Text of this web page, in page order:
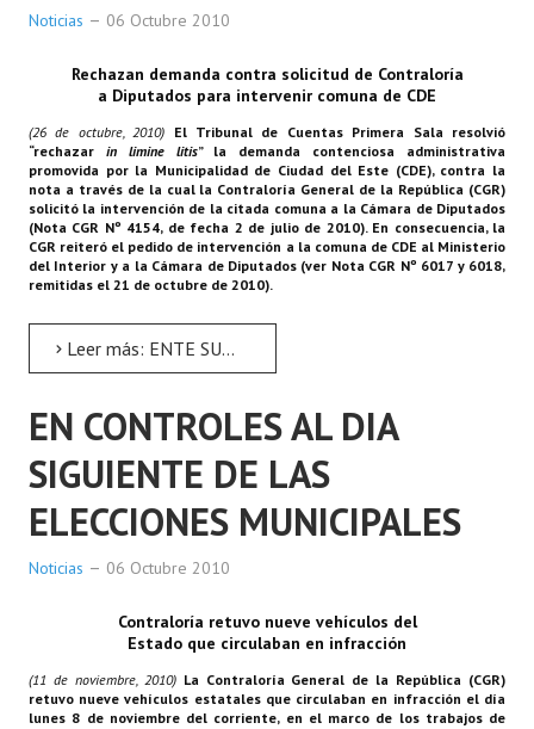
Marco Normativo
Organigrama
Sistema de Gestión de Calidad
Memorias
Convenios
Participación Ciudadana
ACTIVIDADES DE CONTROL
Informe y Dictamen sobre el Informe Financiero del Ministerio de
Informes de Auditoría
Rendición de Cuentas de Viáticos
Reporte de Hechos Punibles
Control de Vehículos del Estado
Noticias 06 Octubre 2010
Rechazan demanda contra solicitud de Contraloría
a Diputados para intervenir comuna de CDE
(26 de octubre, 2010) El Tribunal de Cuentas Primera Sala resolvió
“rechazar in limine litis” la demanda contenciosa administrativa
promovida por la Municipalidad de Ciudad del Este (CDE), contra la
nota a través de la cual la Contraloría General de la República (CGR)
solicitó la intervención de la citada comuna a la Cámara de Diputados
(Nota CGR Nº 4154, de fecha 2 de julio de 2010). En consecuencia, la
CGR reiteró el pedido de intervención a la comuna de CDE al Ministerio
del Interior y a la Cámara de Diputados (ver Nota CGR Nº 6017 y 6018,
remitidas el 21 de octubre de 2010).
Leer más: ENTE SUPERIOR DE CONTROL REITERÓ PEDIDO DE INTERVENCIÓN
EN CONTROLES AL DIA
SIGUIENTE DE LAS
ELECCIONES MUNICIPALES
Noticias 06 Octubre 2010
Contraloría retuvo nueve vehículos del
Estado que circulaban en infracción
(11 de noviembre, 2010) La Contraloría General de la República (CGR)
retuvo nueve vehículos estatales que circulaban en infracción el día
lunes 8 de noviembre del corriente, en el marco de los trabajos de